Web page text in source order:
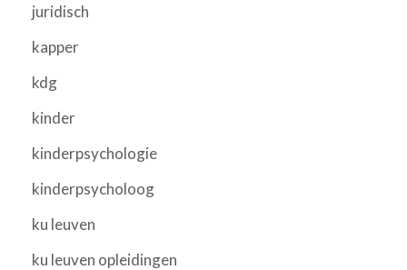
juridisch
kapper
kdg
kinder
kinderpsychologie
kinderpsycholoog
ku leuven
ku leuven opleidingen